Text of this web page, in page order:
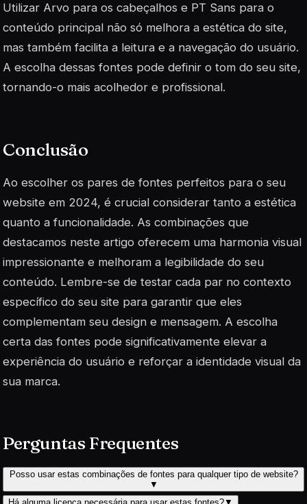
Utilizar Arvo para os cabeçalhos e PT Sans para o
conteúdo principal não só melhora a estética do site,
mas também facilita a leitura e a navegação do usuário.
A escolha dessas fontes pode definir o tom do seu site,
tornando-o mais acolhedor e profissional.
Conclusão
Ao escolher os pares de fontes perfeitos para o seu
website em 2024, é crucial considerar tanto a estética
quanto a funcionalidade. As combinações que
destacamos neste artigo oferecem uma harmonia visual
impressionante e melhoram a legibilidade do seu
conteúdo. Lembre-se de testar cada par no contexto
específico do seu site para garantir que eles
complementam seu design e mensagem. A escolha
certa das fontes pode significativamente elevar a
experiência do usuário e reforçar a identidade visual da
sua marca.
Perguntas Frequentes
Posso usar estas combinações de fontes para qualquer tipo de website?
▼